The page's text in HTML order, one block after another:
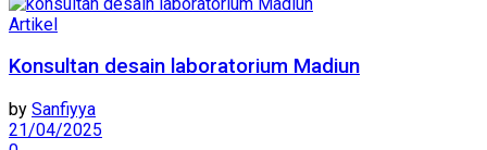
Artikel
Konsultan desain laboratorium Madiun
by Sanfiyya
21/04/2025